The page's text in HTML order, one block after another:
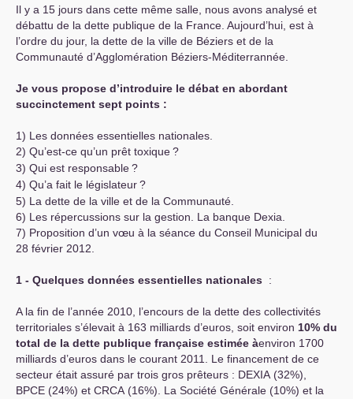
Il y a 15 jours dans cette même salle, nous avons analysé et
débattu de la dette publique de la France. Aujourd’hui, est à
l’ordre du jour, la dette de la ville de Béziers et de la
Communauté d’Agglomération Béziers-Méditerrannée.
Je vous propose d’introduire le débat en abordant
succinctement sept points :
1) Les données essentielles nationales.
2) Qu’est-ce qu’un prêt toxique?
3) Qui est responsable?
4) Qu’a fait le législateur?
5) La dette de la ville et de la Communauté.
6) Les répercussions sur la gestion. La banque Dexia.
7) Proposition d’un vœu à la séance du Conseil Municipal du
28 février 2012.
1 - Quelques données essentielles nationales :
A la fin de l’année 2010, l’encours de la dette des collectivités
territoriales s’élevait à 163 milliards d’euros, soit environ 10% du
total de la dette publique française estimée àenviron 1700
milliards d’euros dans le courant 2011. Le financement de ce
secteur était assuré par trois gros prêteurs : DEXIA (32%),
BPCE (24%) et CRCA (16%). La Société Générale (10%) et la